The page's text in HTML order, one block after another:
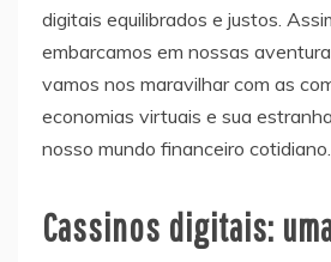
digitais equilibrados e justos.
embarcamos em nossas
vamos nos maravilhar com as
economias virtuais e sua
nosso mundo financeiro cotidiano.
Cassinos digitais: